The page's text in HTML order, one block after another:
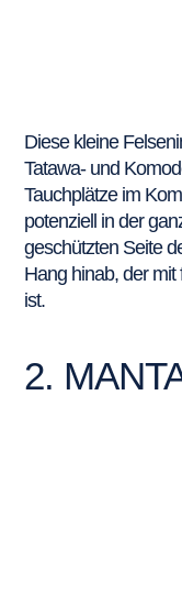
Diese kleine
Tatawa- und
Tauchplätze im
potenziell in der
geschützten Seite
Hang hinab, der
ist.
2.